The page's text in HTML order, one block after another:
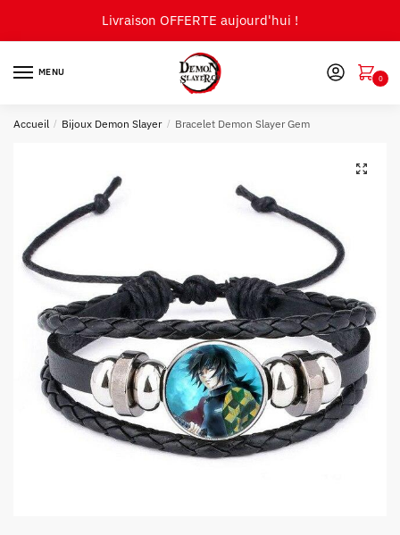
Livraison OFFERTE aujourd'hui !
MENU
0
Accueil / Bijoux Demon Slayer / Bracelet Demon Slayer Gem
🔍